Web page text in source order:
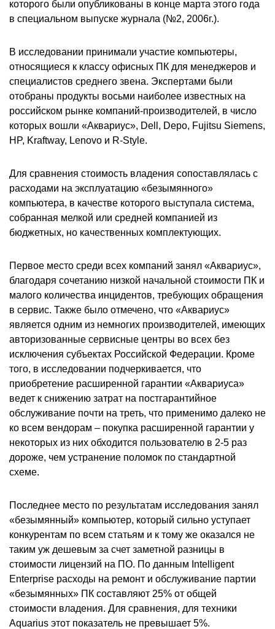
которого были опубликованы в конце марта этого года
в специальном выпуске журнала (№2, 2006г.).
В исследовании принимали участие компьютеры,
относящиеся к классу офисных ПК для менеджеров и
специалистов среднего звена. Экспертами были
отобраны продукты восьми наиболее известных на
российском рынке компаний-производителей, в число
которых вошли «Аквариус», Dell, Depo, Fujitsu Siemens,
HP, Kraftway, Lenovo и R-Style.
Для сравнения стоимость владения сопоставлялась с
расходами на эксплуатацию «безымянного»
компьютера, в качестве которого выступала система,
собранная мелкой или средней компанией из
бюджетных, но качественных комплектующих.
Первое место среди всех компаний занял «Аквариус»,
благодаря сочетанию низкой начальной стоимости ПК и
малого количества инцидентов, требующих обращения
в сервис. Также было отмечено, что «Аквариус»
является одним из немногих производителей, имеющих
авторизованные сервисные центры во всех без
исключения субъектах Российской Федерации. Кроме
того, в исследовании подчеркивается, что
приобретение расширенной гарантии «Аквариуса»
ведет к снижению затрат на постгарантийное
обслуживание почти на треть, что применимо далеко не
ко всем вендорам – покупка расширенной гарантии у
некоторых из них обходится пользователю в 2-5 раз
дороже, чем устранение поломок по стандартной
схеме.
Последнее место по результатам исследования занял
«безымянный» компьютер, который сильно уступает
конкурентам по всем статьям и к тому же оказался не
таким уж дешевым за счет заметной разницы в
стоимости лицензий на ПО. По данным Intelligent
Enterprise расходы на ремонт и обслуживание партии
«безымянных» ПК составляют 25% от общей
стоимости владения. Для сравнения, для техники
Aquarius этот показатель не превышает 5%.